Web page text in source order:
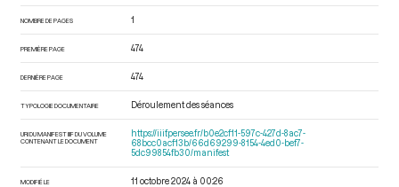
NOMBRE DE PAGES 1
PREMIÈRE PAGE 474
DERNIÈRE PAGE 474
TYPOLOGIE DOCUMENTAIRE Déroulement des séances
URI DU MANIFEST IIIF DU VOLUME
CONTENANT LE DOCUMENT
https://iiif.persee.fr/b0e2cf11-597c-427d-8ac7-
68bcc0acf13b/66d69299-8154-4ed0-bef7-
5dc99854fb30/manifest
MODIFIÉ LE 11 octobre 2024 à 00:26